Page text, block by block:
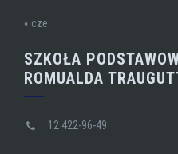
« cze
SZKOŁA
ROMUALDA
12 422-96-49